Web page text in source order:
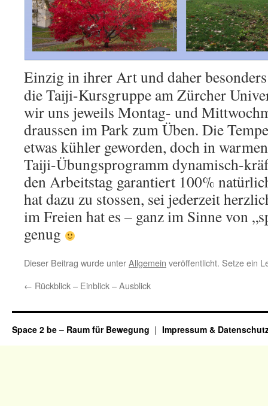
Einzig in ihrer Art und daher
die Taiji-Kursgruppe am Zürcher
wir uns jeweils Montag- und
draussen im Park zum Üben. Die
etwas kühler geworden, doch in
Taiji-Übungsprogramm dynamisch-
den Arbeitstag garantiert 100%
hat dazu zu stossen, sei jederzeit
im Freien hat es – ganz im Sinne von
genug
Dieser Beitrag wurde unterAllgemein veröffentlicht. Setze ein
← Rückblick – Einblick – Ausblick
Space 2 be – Raum für Bewegung Impressum &